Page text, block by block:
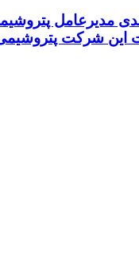
مدیرعامل
این شرکت